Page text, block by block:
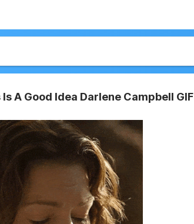
A Good Idea Darlene Campbell GIF